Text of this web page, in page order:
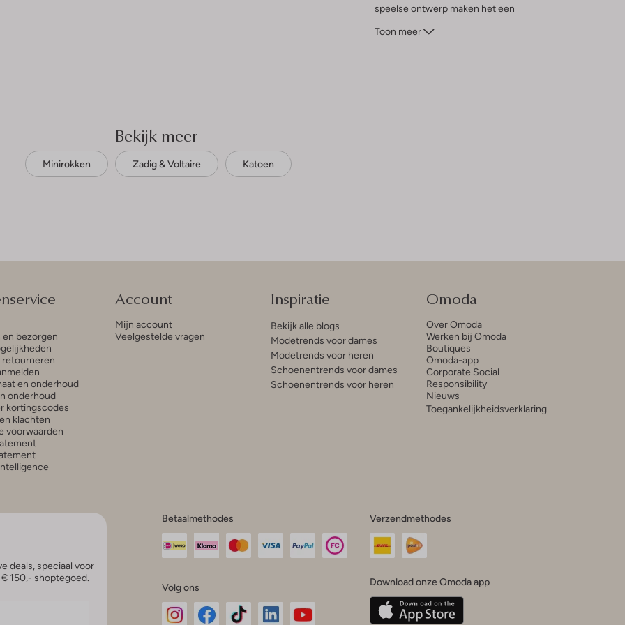
speelse ontwerp maken het een
houdt van stijl en comfort. Laat je
Toon meer
Bekijk meer
Minirokken Zadig & Voltaire Katoen
en bezorgen
retourneren
en onderhoud
onderhoud
kortingscodes
klachten
voorwaarden
Account
Mijn account
Veelgestelde vragen
Inspiratie
Bekijk alle blogs
Modetrends voor dames
Modetrends voor heren
Schoenentrends voor dames
Schoenentrends voor heren
Omoda
Over Omoda
Werken bij Omoda
Boutiques
Omoda-app
Corporate Social
Responsibility
Nieuws
Toegankelijkheidsverklaring
deals, speciaal voor
150,- shoptegoed.
Betaalmethodes
Volg ons
Verzendmethodes
Download onze Omoda app